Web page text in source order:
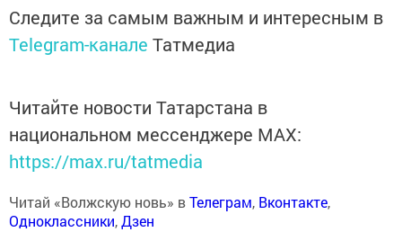
Следите за самым важным и интересным в
Telegram-канале Татмедиа
Читайте новости Татарстана в
национальном мессенджере MАХ:
https://max.ru/tatmedia
Читай «Волжскую новь» вТелеграм, Вконтакте,
Одноклассники,Дзен